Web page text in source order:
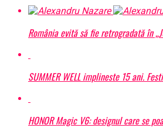
România evită să fie retrogradată în
SUMMER WELL implineste 15 ani.
HONOR Magic V6: designul care se